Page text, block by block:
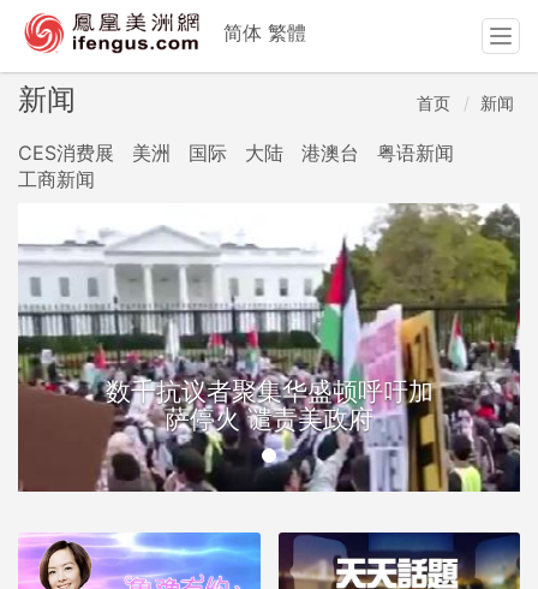
新闻 首页 新闻
CES消费展 美洲 国际 大陆 港澳台
粤语新闻
工商新闻
数千抗议者聚集华盛顿呼吁加
萨停火 谴责美政府
简体 繁體
T
o
g
g
a
v
i
g
a
t
i
o
n